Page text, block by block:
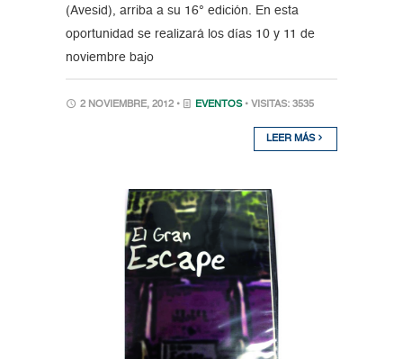
(Avesid), arriba a su 16° edición. En esta
oportunidad se realizará los días 10 y 11 de
noviembre bajo
2 NOVIEMBRE, 2012 • EVENTOS • VISITAS: 3535
LEER MÁS